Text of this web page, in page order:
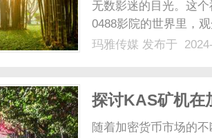
无数影迷的目光。这
0488影院的世界里，
高清画质，让人仿佛
玛雅传媒 发布于
探讨KAS矿机在
随着加密货币市场的